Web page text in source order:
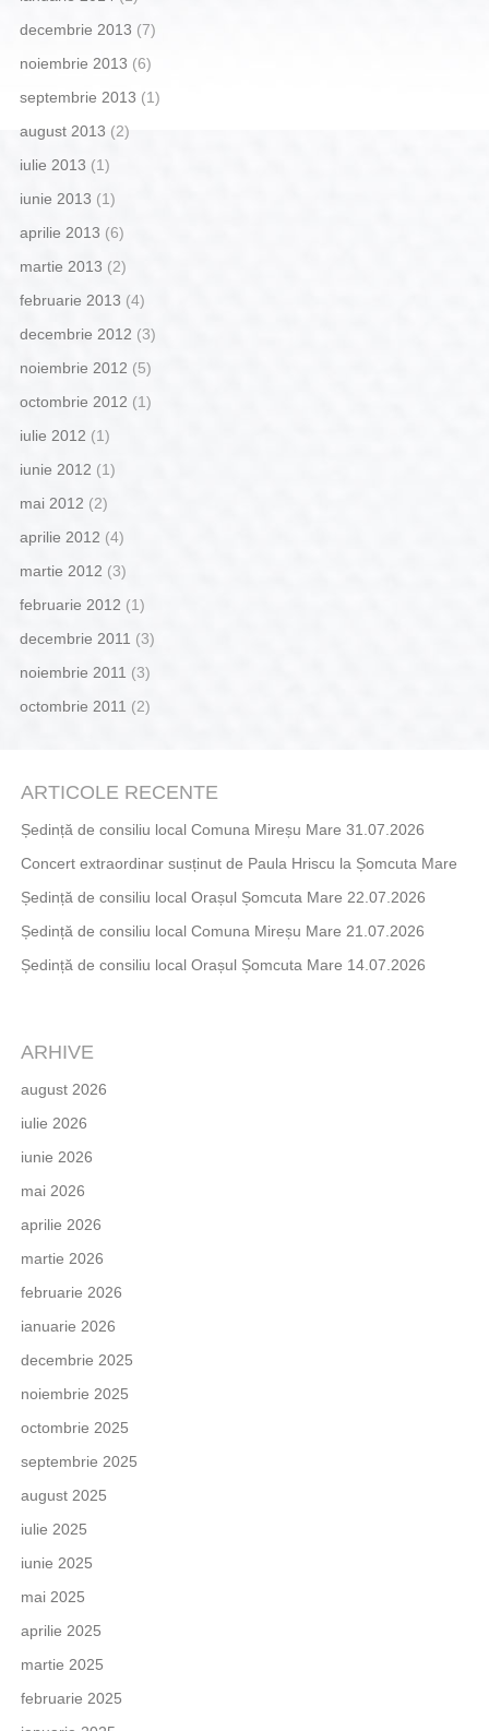
decembrie 2013 (7)
noiembrie 2013 (6)
septembrie 2013 (1)
august 2013 (2)
iulie 2013 (1)
iunie 2013 (1)
aprilie 2013 (6)
martie 2013 (2)
februarie 2013 (4)
decembrie 2012 (3)
noiembrie 2012 (5)
octombrie 2012 (1)
iulie 2012 (1)
iunie 2012 (1)
mai 2012 (2)
aprilie 2012 (4)
martie 2012 (3)
februarie 2012 (1)
decembrie 2011 (3)
noiembrie 2011 (3)
octombrie 2011 (2)
ARTICOLE RECENTE
Ședință de consiliu local Comuna Mireșu Mare 31.07.2026
Concert extraordinar susținut de Paula Hriscu la Șomcuta Mare
Ședință de consiliu local Orașul Șomcuta Mare 22.07.2026
Ședință de consiliu local Comuna Mireșu Mare 21.07.2026
Ședință de consiliu local Orașul Șomcuta Mare 14.07.2026
ARHIVE
august 2026
iulie 2026
iunie 2026
mai 2026
aprilie 2026
martie 2026
februarie 2026
ianuarie 2026
decembrie 2025
noiembrie 2025
octombrie 2025
septembrie 2025
august 2025
iulie 2025
iunie 2025
mai 2025
aprilie 2025
martie 2025
februarie 2025